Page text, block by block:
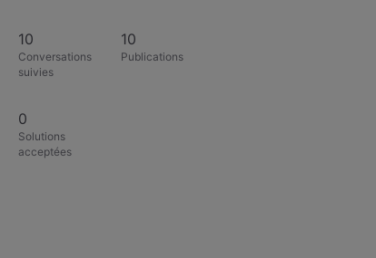
10
Conversations
suivies
10
Publications
0
Solutions
acceptées